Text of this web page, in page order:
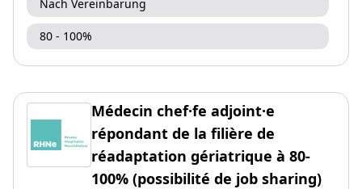
Nach Vereinbarung
80 - 100%
Médecin chef·fe adjoint·e
répondant de la filière de
réadaptation gériatrique à 80-
100% (possibilité de job sharing)